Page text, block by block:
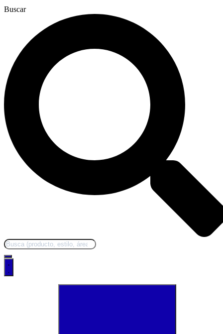
Buscar